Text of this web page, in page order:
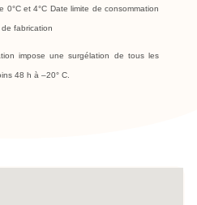
0°C et 4°C Date limite de consommation
fabrication
impose une surgélation de tous les
48 h à –20° C.